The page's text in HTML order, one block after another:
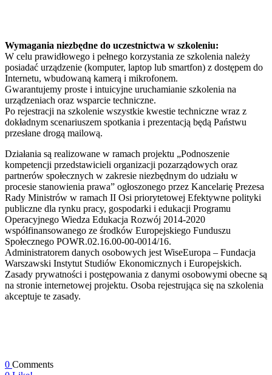
Wymagania niezbędne do uczestnictwa w szkoleniu:
W celu prawidłowego i pełnego korzystania ze szkolenia należy
posiadać urządzenie (komputer, laptop lub smartfon) z dostępem do
Internetu, wbudowaną kamerą i mikrofonem.
Gwarantujemy proste i intuicyjne uruchamianie szkolenia na
urządzeniach oraz wsparcie techniczne.
Po rejestracji na szkolenie wszystkie kwestie techniczne wraz z
dokładnym scenariuszem spotkania i prezentacją będą Państwu
przesłane drogą mailową.
Działania są realizowane w ramach projektu „Podnoszenie
kompetencji przedstawicieli organizacji pozarządowych oraz
partnerów społecznych w zakresie niezbędnym do udziału w
procesie stanowienia prawa” ogłoszonego przez Kancelarię Prezesa
Rady Ministrów w ramach II Osi priorytetowej Efektywne polityki
publiczne dla rynku pracy, gospodarki i edukacji Programu
Operacyjnego Wiedza Edukacja Rozwój 2014-2020
współfinansowanego ze środków Europejskiego Funduszu
Społecznego POWR.02.16.00-00-0014/16.
Administratorem danych osobowych jest WiseEuropa – Fundacja
Warszawski Instytut Studiów Ekonomicznych i Europejskich.
Zasady prywatności i postępowania z danymi osobowymi obecne są
na stronie internetowej projektu. Osoba rejestrująca się na szkolenia
akceptuje te zasady.
0 Comments